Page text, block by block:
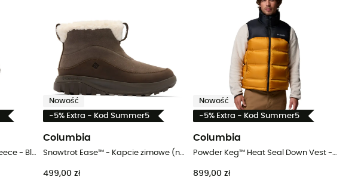
Sequoia Grove™ II Half Zip Fleece - Bluza polarowa damska
Nowość
-5% Extra - Kod Summer5
Columbia
Snowtrot Ease™ - Kapcie zimowe (np. kapcie Subu) damskie
499,00 zł
Nowość
-5% Extra - Kod Summer5
Columbia
Powder Keg™ Heat Seal Down Vest - Bezrękawnik puchowy męski
899,00 zł